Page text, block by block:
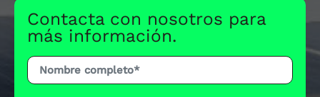
Contacta con nosotros para
más información.